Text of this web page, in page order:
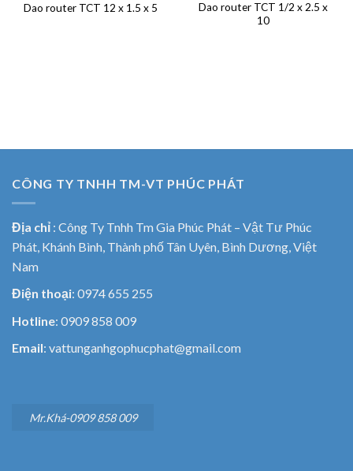
Dao router TCT 12 x 1.5 x 5
Dao router TCT 1/2 x 2.5 x
10
CÔNG TY TNHH TM-VT PHÚC PHÁT
Địa chỉ : Công Ty Tnhh Tm Gia Phúc Phát – Vật Tư Phúc
Phát, Khánh Bình, Thành phố Tân Uyên, Bình Dương, Việt
Nam
Điện thoại: 0974 655 255
Hotline: 0909 858 009
Email: vattunganhgophucphat@gmail.com
Mr.Khá-0909 858 009